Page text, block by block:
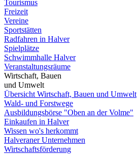
Tourismus
Freizeit
Vereine
Sportstätten
Radfahren in Halver
Spielplätze
Schwimmhalle Halver
Veranstaltungsräume
Wirtschaft, Bauen
und Umwelt
Übersicht Wirtschaft, Bauen und Umwelt
Wald- und Forstwege
Ausbildungsbörse "Oben an der Volme"
Einkaufen in Halver
Wissen wo's herkommt
Halveraner Unternehmen
Wirtschaftsförderung